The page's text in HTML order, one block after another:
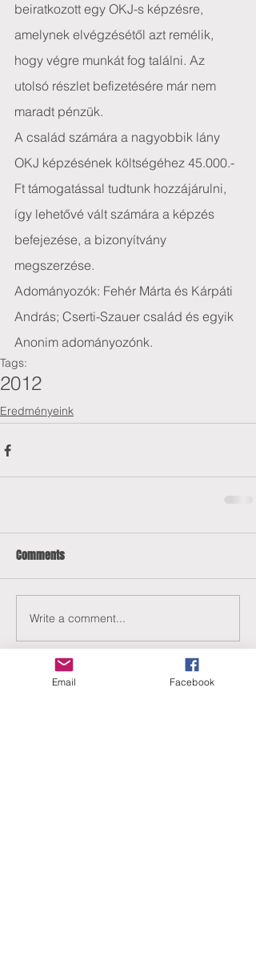
beiratkozott egy OKJ-s képzésre,
amelynek elvégzésétől azt remélik,
hogy végre munkát fog találni. Az
utolsó részlet befizetésére már nem
maradt pénzük.
A család számára a nagyobbik lány
OKJ képzésének költségéhez 45.000.-
Ft támogatással tudtunk hozzájárulni,
így lehetővé vált számára a képzés
befejezése, a bizonyítvány
megszerzése.
Adományozók: Fehér Márta és Kárpáti
András; Cserti-Szauer család és egyik
Anonim adományozónk.
Tags:
2012
Eredményeink
Comments
Write a comment...
Email Facebook